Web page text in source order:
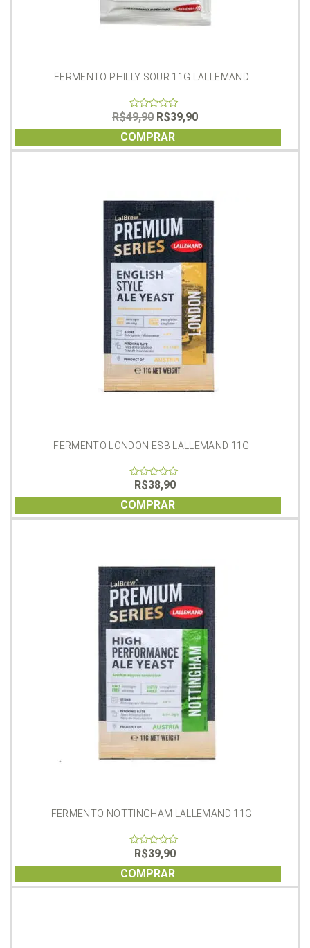
FERMENTO PHILLY SOUR 11G LALLEMAND
0
out
of
5
R$49,90 O
preço
original
era:
R$39,90O
preço
é:
COMPRAR
FERMENTO LONDON ESB LALLEMAND 11G
of
5
R$38,90
COMPRAR
FERMENTO NOTTINGHAM LALLEMAND 11G
of
5
R$39,90
COMPRAR